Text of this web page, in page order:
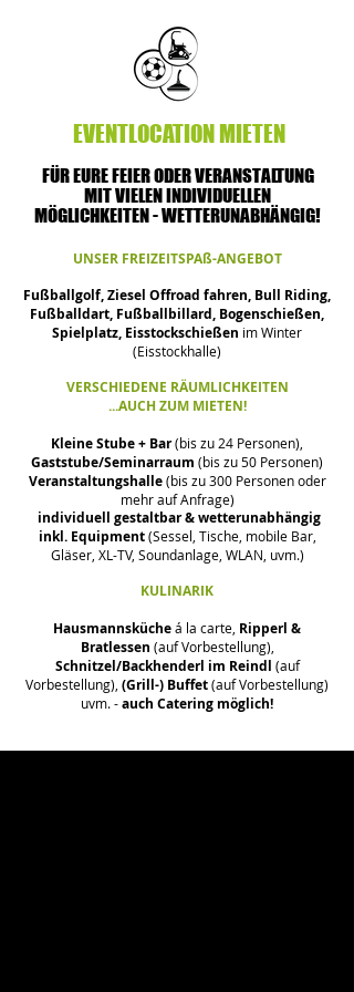
EVENTLOCATION MIETEN
FÜR EURE FEIER ODER VERANSTALTUNG
MIT VIELEN INDIVIDUELLEN
MÖGLICHKEITEN - WETTERUNABHÄNGIG!
UNSER FREIZEITSPAß-ANGEBOT
Fußballgolf, Ziesel Offroad fahren, Bull Riding,
Fußballdart, Fußballbillard, Bogenschießen,
Spielplatz, Eisstockschießen im Winter
(Eisstockhalle)
VERSCHIEDENE RÄUMLICHKEITEN
...AUCH ZUM MIETEN!
Kleine Stube + Bar(bis zu 24 Personen),
Gaststube/Seminarraum (bis zu 50 Personen)
Veranstaltungshalle(bis zu 300 Personen oder
mehr auf Anfrage)
individuell gestaltbar & wetterunabhängig
inkl. Equipment(Sessel, Tische, mobile Bar,
Gläser, XL-TV, Soundanlage, WLAN, uvm.)
KULINARIK
Hausmannskücheá la carte, Ripperl &
Bratlessen (auf Vorbestellung),
Schnitzel/Backhenderl im Reindl (auf
Vorbestellung), (Grill-) Buffet(auf Vorbestellung)
uvm. -auch Catering möglich!